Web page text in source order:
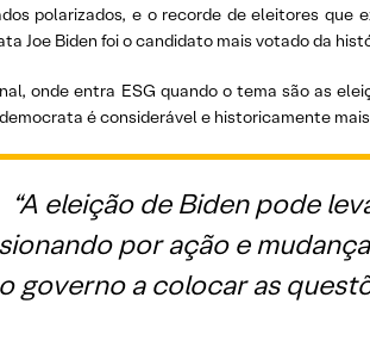
polarizados, e o recorde de eleitores que
Joe Biden foi o candidato mais votado da
onde entra ESG quando o tema são as
é considerável e historicamente
“A eleição de Biden pode
por ação e
governo a colocar as